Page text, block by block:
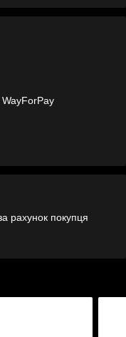
рахунок покупця